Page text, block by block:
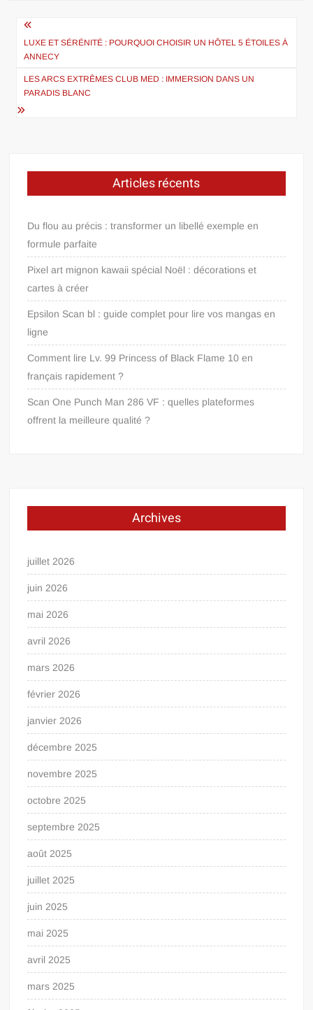
Navigation
de
l’article
LUXE ET SÉRÉNITÉ : POURQUOI CHOISIR UN HÔTEL 5 ÉTOILES À
ANNECY
LES ARCS EXTRÊMES CLUB MED : IMMERSION DANS UN
PARADIS BLANC
Articles récents
Du flou au précis : transformer un libellé exemple en
formule parfaite
Pixel art mignon kawaii spécial Noël : décorations et
cartes à créer
Epsilon Scan bl : guide complet pour lire vos mangas en
ligne
Comment lire Lv. 99 Princess of Black Flame 10 en
français rapidement ?
Scan One Punch Man 286 VF : quelles plateformes
offrent la meilleure qualité ?
Archives
juillet 2026
juin 2026
mai 2026
avril 2026
mars 2026
février 2026
janvier 2026
décembre 2025
novembre 2025
octobre 2025
septembre 2025
août 2025
juillet 2025
juin 2025
mai 2025
avril 2025
mars 2025